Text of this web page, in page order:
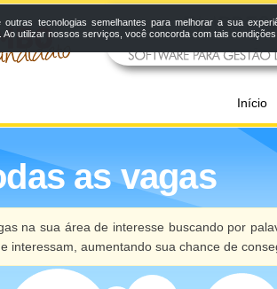
Início
as vagas
na sua área de interesse buscando por
interessam, aumentando sua chance de
tecnologias semelhantes para melhorar a sua
Ao utilizar nossos serviços, você concorda com tais